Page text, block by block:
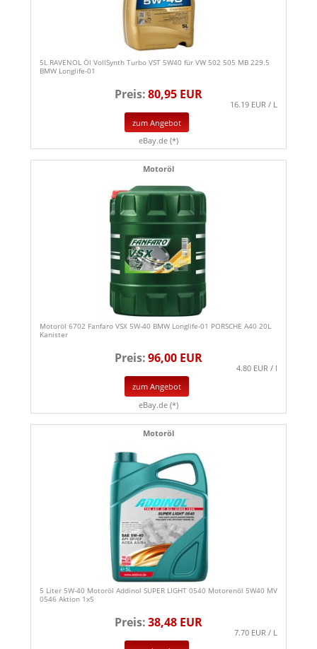
5L RAVENOL Öl VollSynth Turbo VST 5W40 für VW 502 505 MB 229.5
BMW Longlife-01
Preis:80,95 EUR
16.19 EUR / L
zum Angebot
eBay.de (*)
Motoröl
Motoröl 6702 Fanfaro VSX 5W-40 BMW Longlife-01 PORSCHE A40 20L
Kanister
Preis:96,00 EUR
4.80 EUR / l
zum Angebot
eBay.de (*)
Motoröl
5 Liter 5W-40 Motoröl Addinol SUPER LIGHT 0540 Motorenöl 5W40 MV
0546 Aktion 1x5
Preis:38,48 EUR
7.70 EUR / L